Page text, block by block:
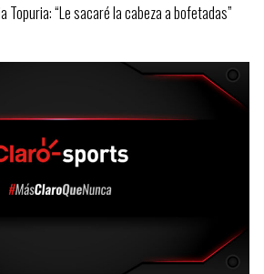
Topuria: “Le sacaré la cabeza a bofetadas”